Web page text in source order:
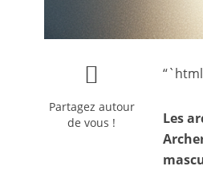
Partagez autour
de vous !
“`html
Les